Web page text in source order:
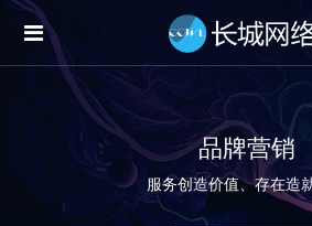
品牌营销
服务创造价值、存在造